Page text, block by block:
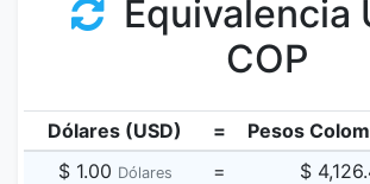
Equivalencia
COP
Dólares (USD) =
Pesos
$ 1.00 Dólares = $